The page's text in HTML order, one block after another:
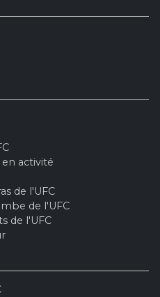
activité
de l'UFC
de l'UFC
de l'UFC